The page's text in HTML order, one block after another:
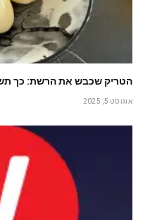
הטריק שכבש את הרשת: כך
אוגוסט 5, 2025